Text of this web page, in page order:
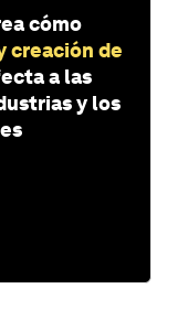
cómo
creación de
a las
y los